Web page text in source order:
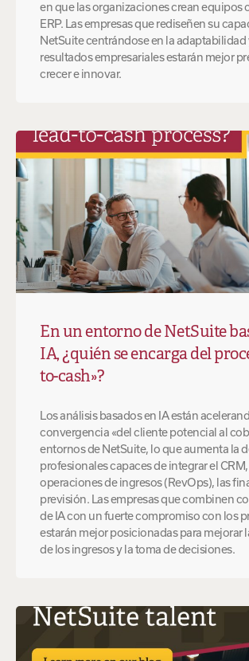
en que las organizaciones crean equipos
ERP. Las empresas que rediseñen su
NetSuite centrándose en la adaptabilidad
resultados empresariales estarán mejor
crecer e innovar.
En un entorno de NetSuite
IA, ¿quién se encarga del
to-cash»?
Los análisis basados en IA están
convergencia «del cliente potencial al
entornos de NetSuite, lo que aumenta la
profesionales capaces de integrar el CRM,
operaciones de ingresos (RevOps), las
previsión. Las empresas que combinen
de IA con un fuerte compromiso con los
estarán mejor posicionadas para mejorar
de los ingresos y la toma de decisiones.